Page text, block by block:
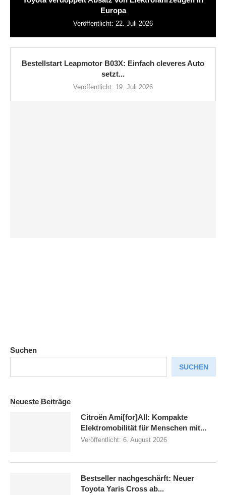
Europa
Veröffentlicht: 22. Juli 2026
Bestellstart Leapmotor B03X: Einfach cleveres Auto
setzt...
Veröffentlicht: 19. Juli 2026
Suchen
SUCHEN
Neueste Beiträge
Citroën Ami[for]All: Kompakte
Elektromobilität für Menschen mit...
Veröffentlicht: 6. August 2026
Bestseller nachgeschärft: Neuer
Toyota Yaris Cross ab...